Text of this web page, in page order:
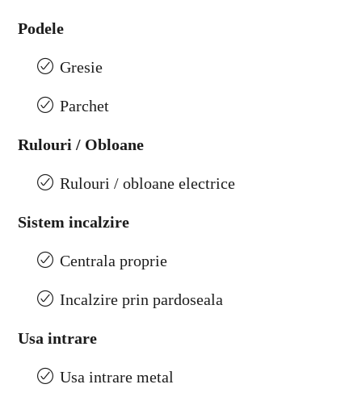
Podele
Gresie
Parchet
Rulouri / Obloane
Rulouri / obloane electrice
Sistem incalzire
Centrala proprie
Incalzire prin pardoseala
Usa intrare
Usa intrare metal